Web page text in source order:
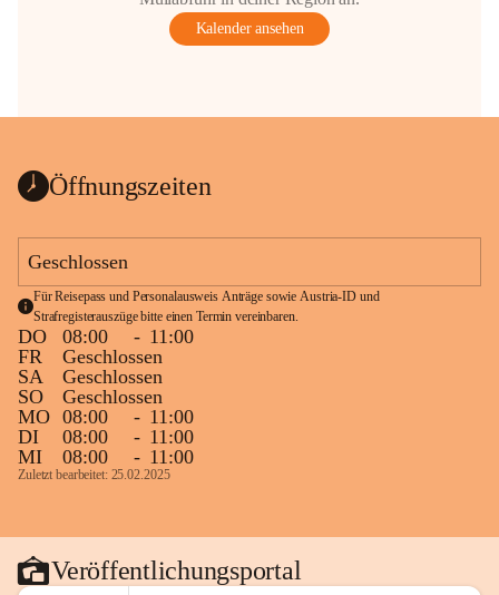
Kalender ansehen
Öffnungszeiten
Geschlossen
Für Reisepass und Personalausweis Anträge sowie Austria-ID und
Strafregisterauszüge bitte einen Termin vereinbaren.
DO 08:00 - 11:00
FR
Geschlossen
SA
Geschlossen
SO
Geschlossen
MO 08:00 - 11:00
DI
08:00 - 11:00
MI
08:00 - 11:00
Zuletzt bearbeitet: 25.02.2025
Veröffentlichungsportal